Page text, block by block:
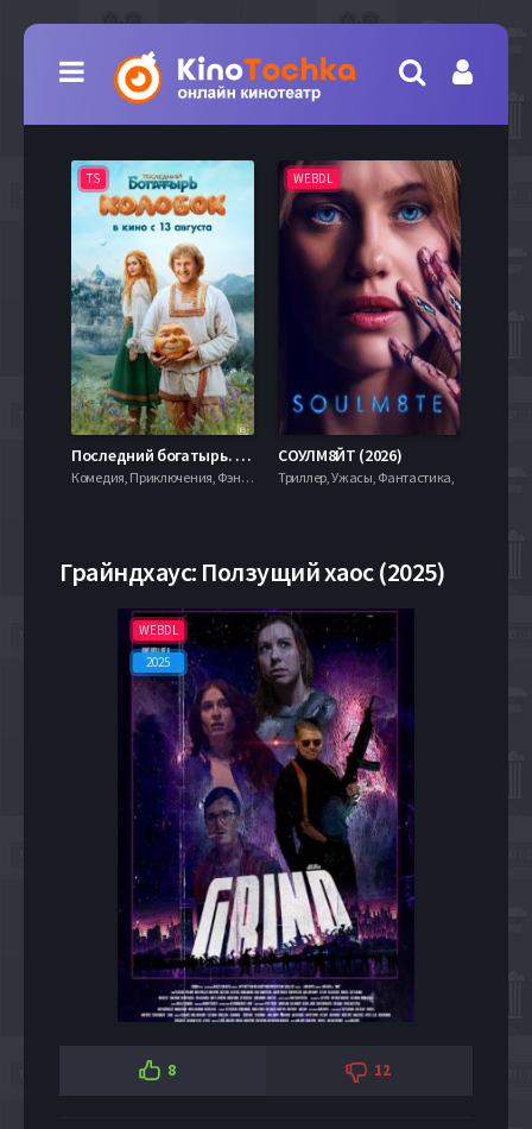
TS
Последний богатырь. Колобок (2026)
Комедия, Приключения, Фэнтези,
WEBDL
СОУЛМ8ЙТ (2026)
Триллер, Ужасы, Фантастика,
Грайндхаус: Ползущий хаос (2025)
WEBDL
2025
8 12